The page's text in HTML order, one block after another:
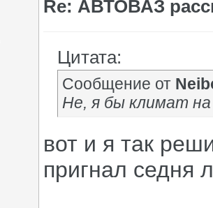
Re: АВТОВАЗ
Цитата:
Сообщение от
Не, я бы климат на
вот и я так
пригнал седня